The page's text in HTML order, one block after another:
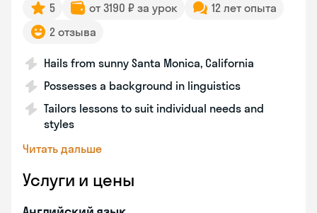
5 от 3190 ₽ за урок
12 лет опыта
2 отзыва
Hails from sunny Santa Monica, California
Possesses a background in linguistics
Tailors lessons to suit individual needs and
styles
Читать дальше
Услуги и цены